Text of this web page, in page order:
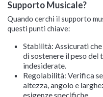
Supporto Musicale?
Quando cerchi il supporto
questi punti chiave:
Stabilità: Assicurati
di sostenere il peso del
indesiderate.
Regolabilità: Verifica
altezza, angolo e
esigenze specifiche.